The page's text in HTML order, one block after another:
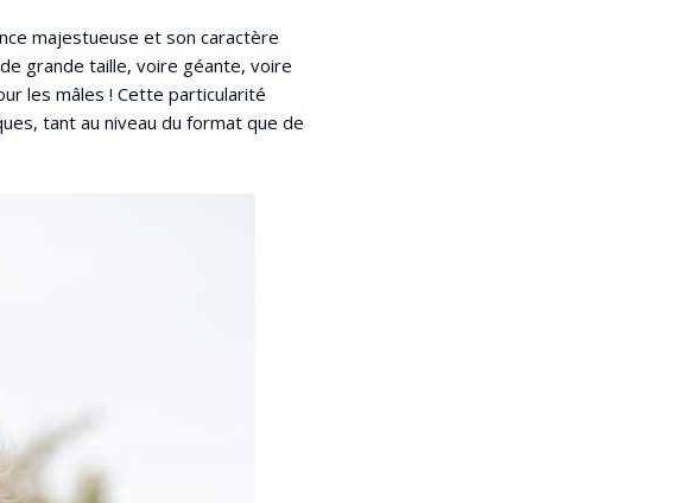
majestueuse et son caractère
grande taille, voire géante, voire
les mâles ! Cette particularité
tant au niveau du format que de